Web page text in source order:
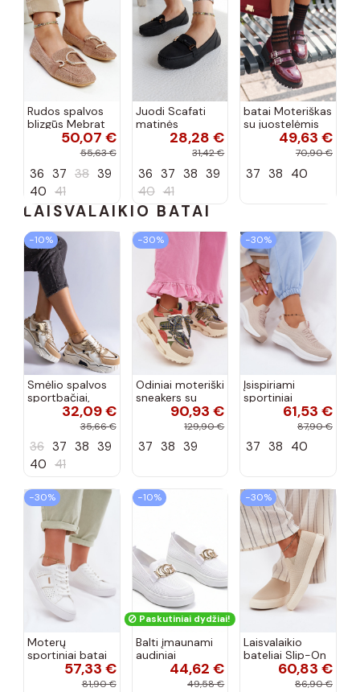
Rudos spalvos
blizgūs Mebrat
bateliai50,07 €
55,63 €
36 37 38 39
40 41
Juodi Scafati
matinės
apdailos bateliai
28,28 €
31,42 €
36 37 38 39
40 41
batai Moteriškas
su juostelėmis
su lako efektu
bordo spalvos
49,63 €
70,90 €
37 38 40
LAISVALAIKIO BATAI
−10%
Smėlio spalvos
sportbačiai,
dekoruoti Valdez
cirkonio virvele
32,09 €
35,66 €
36 37 38 39
40 41
−30%
Odiniai moteriški
sneakers su
platforma D&A
CR61-3133
90,93 €
129,90 €
37 38 39
−30%
Įsispiriami
sportiniai
bateliai Kobbo
102425 smėlio
61,53 €
87,90 €
37 38 40
−30%
Moterų
sportiniai batai
su ažūro
elementais Big
57,33 €
81,90 €
−10%
Paskutiniai dydžiai!
Balti įmaunami
audiniai
sportbačiai su
44,62 €
49,58 €
−30%
Laisvalaikio
bateliai Slip-On
Big Star
RR274721 smėlio
60,83 €
86,90 €